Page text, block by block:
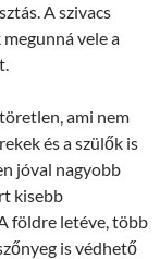
A szivacs
vele a
ami nem
és a szülők is
jóval nagyobb
kisebb
földre letéve, több
is védhető